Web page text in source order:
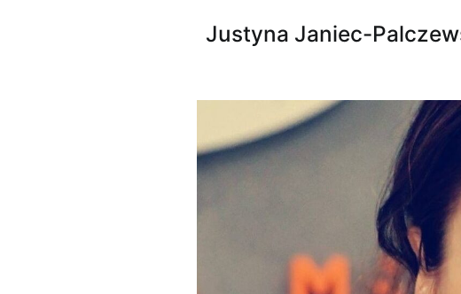
Justyna Janiec-